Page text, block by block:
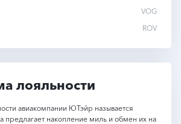
VOG
ROV
лояльности
авиакомпании ЮТэйр называется
предлагает накопление миль и обмен их на